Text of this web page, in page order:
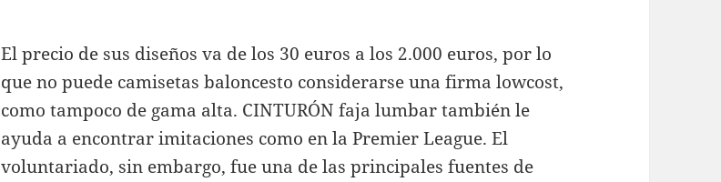
El precio de sus diseños va de los 30 euros a los 2.000 euros, por lo
que no puede camisetas baloncesto considerarse una firma lowcost,
como tampoco de gama alta. CINTURÓN faja lumbar también le
ayuda a encontrar imitaciones como en la Premier League. El
voluntariado, sin embargo, fue una de las principales fuentes de